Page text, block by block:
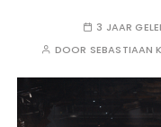
3 JAAR
DOOR SEBASTIAAN